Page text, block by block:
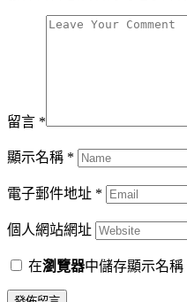
留言 *
顯示名稱 *
電子郵件地址 *
個人網站網址
在瀏覽器中儲存顯示名